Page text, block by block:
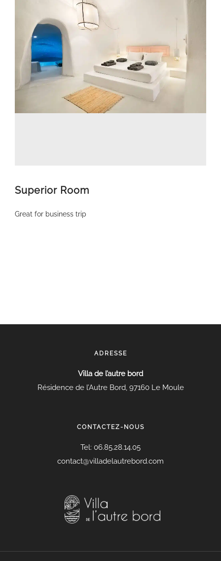
Superior Room
Great for business trip
ADRESSE
Villa de l’autre bord
Résidence de l’Autre Bord, 97160 Le Moule
CONTACTEZ-NOUS
Tel: 06.85.28.14.05
contact@villadelautrebord.com